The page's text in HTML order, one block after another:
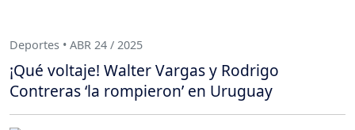
Deportes • ABR 24 / 2025
¡Qué voltaje! Walter Vargas y Rodrigo
Contreras ‘la rompieron’ en Uruguay